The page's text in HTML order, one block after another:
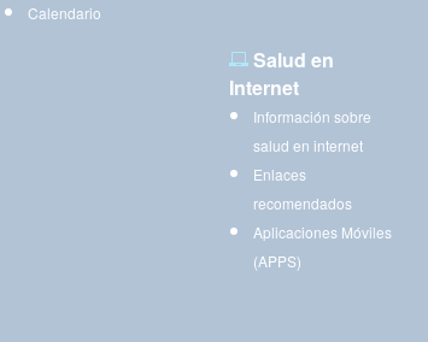
Calendario
Salud en
Internet
Información sobre
salud en internet
Enlaces
recomendados
Aplicaciones Móviles
(APPS)